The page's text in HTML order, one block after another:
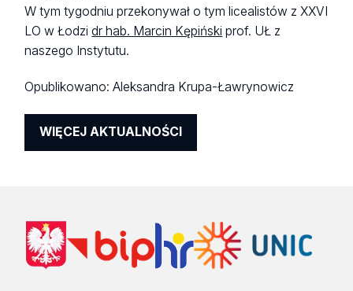
W tym tygodniu przekonywał o tym licealistów z XXVI
LO w Łodzidr hab. Marcin Kępiński prof. UŁ z
naszego Instytutu.
Opublikowano:Aleksandra Krupa-Ławrynowicz
WIĘCEJ AKTUALNOŚCI